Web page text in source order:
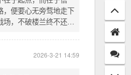
放音乐 / 默认随机播
_p4zAutoplay 和
，不再硬编码 false
随机，否则走
2026-3-21 18:13
在于起点，而在于信
便要心无旁骛地走下
场，不破楼兰终不还。